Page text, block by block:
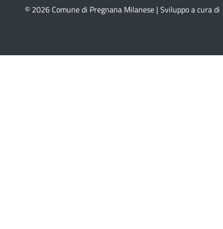
© 2026 Comune di Pregnana Milanese | Sviluppo a cura di